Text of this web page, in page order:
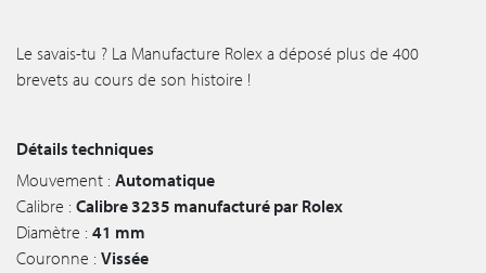
Le savais-tu ? La Manufacture Rolex a déposé plus de 400
brevets au cours de son histoire !
Détails techniques
Mouvement : Automatique
Calibre : Calibre 3235 manufacturé par Rolex
Diamètre : 41 mm
Couronne : Vissée